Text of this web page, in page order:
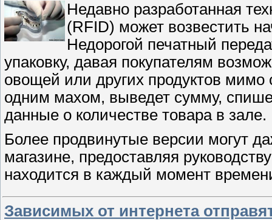
Недавно разработанная
(RFID) может возвестить
Недорогой печатный
упаковку, давая покупателям
овощей или других продуктов мимо
одним махом, выведет сумму,
данные о количестве товара в зале.
Более продвинутые версии могут
магазине, предоставляя
находится в каждый момент
Зависимых от интернета